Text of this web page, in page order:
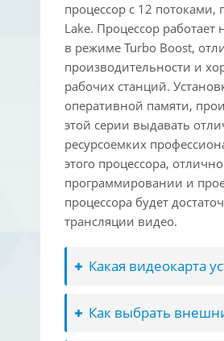
процессор с 12
Lake. Процессор работает
в режиме Turbo Boost,
производительности и
рабочих станций.
оперативной памяти,
этой серии выдавать
ресурсоемких
этого процессора,
программировании и
процессора будет
трансляции видео.
Какая видеокарта
Как выбрать